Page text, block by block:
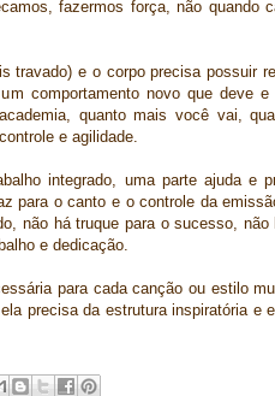
fazermos força, não quando
travado) e o corpo precisa possuir
comportamento novo que deve e
quanto mais você vai,
e agilidade.
integrado, uma parte ajuda e
para o canto e o controle da
não há truque para o sucesso, não
e dedicação.
para cada canção ou estilo
precisa da estrutura inspiratória e